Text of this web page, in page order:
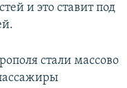
и это ставит под
стали массово